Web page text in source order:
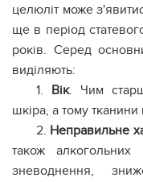
целюліт може
ще в період
років. Серед
виділяють:
1. Вік. Чим
шкіра, а тому
2. Неправильне
також
зневоднення,